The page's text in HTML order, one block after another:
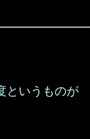
というものが